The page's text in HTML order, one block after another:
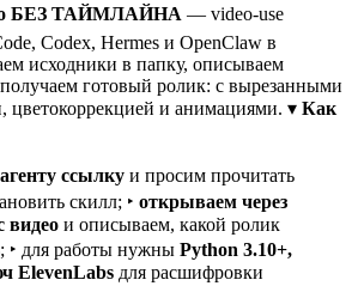
БЕЗ ТАЙМЛАЙНА — video-use
Codex, Hermes и OpenClaw в
исходники в папку, описываем
получаем готовый ролик: с вырезанными
цветокоррекцией и анимациями. ▾ Как
ссылку и просим прочитать
скилл; ‣ открываем через
видео и описываем, какой ролик
‣ для работы нужны Python 3.10+,
ElevenLabs для расшифровки